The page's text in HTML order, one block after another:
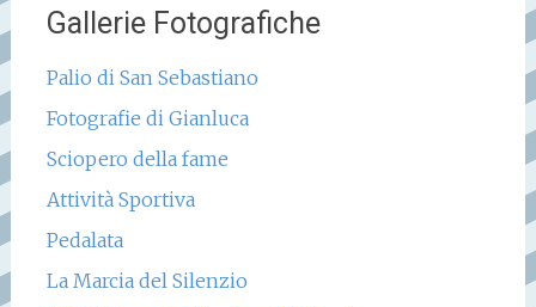
Gallerie Fotografiche
Palio di San Sebastiano
Fotografie di Gianluca
Sciopero della fame
Attività Sportiva
Pedalata
La Marcia del Silenzio